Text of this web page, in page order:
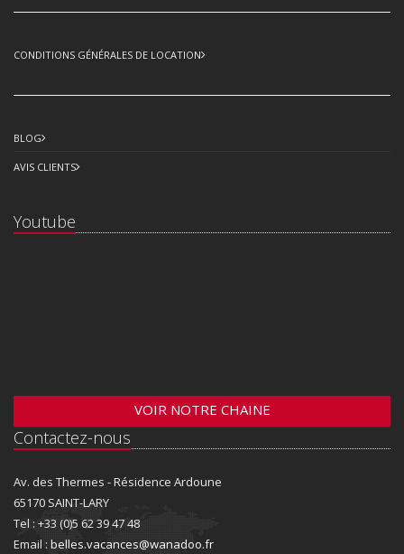
CONDITIONS GÉNÉRALES DE LOCATION
BLOG
AVIS CLIENTS
Youtube
VOIR NOTRE CHAINE
Contactez-nous
Av. des Thermes - Résidence Ardoune
65170 SAINT-LARY
Tel : +33 (0)5 62 39 47 48
Email : belles.vacances@wanadoo.fr